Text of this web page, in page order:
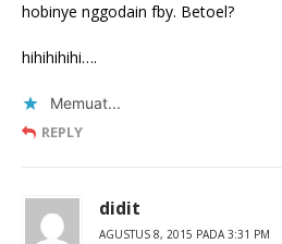
hobinye nggodain fby. Betoel?
hihihihihi….
Memuat...
REPLY
didit
AGUSTUS 8, 2015 PADA 3:31 PM